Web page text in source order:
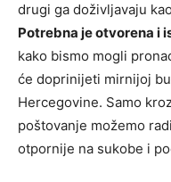
drugi ga doživljavaju
Potrebna je otvorena i
kako bismo mogli
će doprinijeti mirnijoj
Hercegovine. Samo
poštovanje možemo
otpornije na sukobe i